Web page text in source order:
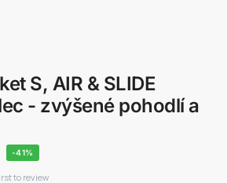
S, AIR & SLIDE
- zvýšené pohodlí a
-41%